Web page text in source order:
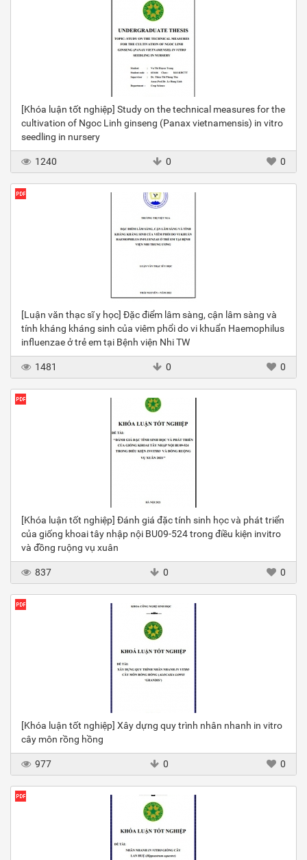
[Khóa luận tốt nghiệp] Study on the technical measures for the
cultivation of Ngoc Linh ginseng (Panax vietnamensis) in vitro
seedling in nursery
1240 0 0
[Luận văn thạc sĩ y học] Đặc điểm lâm sàng, cận lâm sàng và
tính kháng kháng sinh của viêm phổi do vi khuẩn Haemophilus
influenzae ở trẻ em tại Bệnh viện Nhi TW
1481 0 0
[Khóa luận tốt nghiệp] Đánh giá đặc tính sinh học và phát triển
của giống khoai tây nhập nội BU09-524 trong điều kiện invitro
và đồng ruộng vụ xuân
837 0 0
[Khóa luận tốt nghiệp] Xây dựng quy trình nhân nhanh in vitro
cây môn rồng hồng
977 0 0